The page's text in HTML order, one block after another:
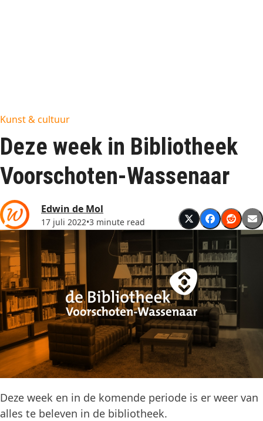
Kunst & cultuur
Deze week in Bibliotheek
Voorschoten-Wassenaar
Edwin de Mol
17 juli 2022•3 minute read
Deze week en in de komende periode is er weer van
alles te beleven in de bibliotheek.